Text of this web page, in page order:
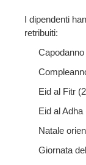
I dipendenti
retribuiti:
Eid al Fitr
Eid al Adha
Natale
Giornata